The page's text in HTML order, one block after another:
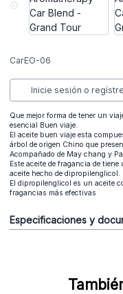
CarEO-06
Inicie sesión o
Que mejor forma de tener un
esencial Buen viaje.
El aceite buen viaje esta
árbol de origen Chino que
Acompañado de May chang y
Este aceite de fragancia de
aceite hecho de dipropilenglicol.
El dipropilenglicol es un aceite
fragancias más efectivas
Especificaciones y